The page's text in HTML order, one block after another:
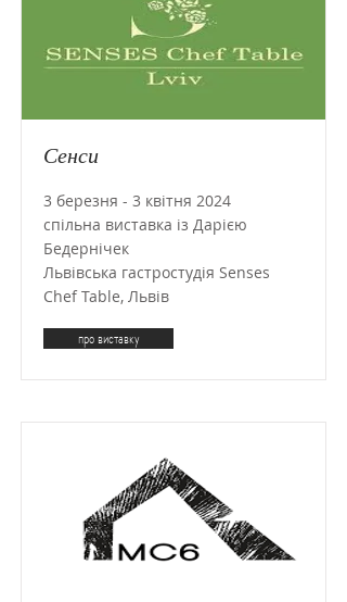
Сенси
3 березня - 3 квітня 2024
спільна виставка із Дарією
Бедернічек
Львівська гастростудія Senses
Chef Table, Львів
про виставку